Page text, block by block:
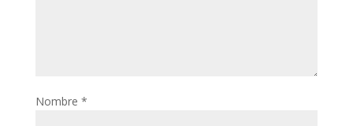
Nombre *